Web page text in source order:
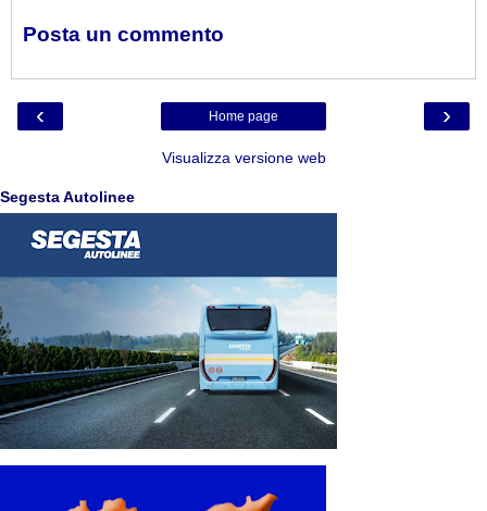
Posta un commento
‹ ›
Home page
Visualizza versione web
Segesta Autolinee